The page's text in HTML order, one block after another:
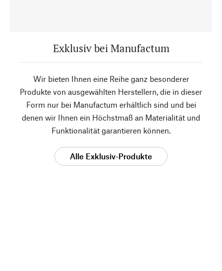
Exklusiv bei Manufactum
Wir bieten Ihnen eine Reihe ganz besonderer
Produkte von ausgewählten Herstellern, die in dieser
Form nur bei Manufactum erhältlich sind und bei
denen wir Ihnen ein Höchstmaß an Materialität und
Funktionalität garantieren können.
Alle Exklusiv-Produkte